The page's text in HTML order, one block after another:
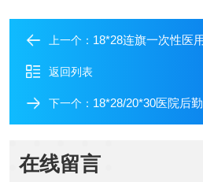
上一个： 18*28连旗一次性医
返回列表
下一个： 18*28/20*30医院后勤采
在线留言